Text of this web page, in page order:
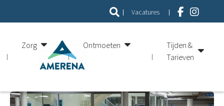
Vacatures
Zorg Ontmoeten
Tijden &
Tarieven